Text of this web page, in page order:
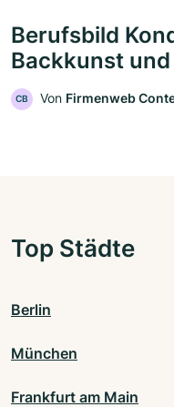
Berufsbild
Backkunst
CB Von Firmenweb
Top Städte
Berlin
München
Frankfurt am Main